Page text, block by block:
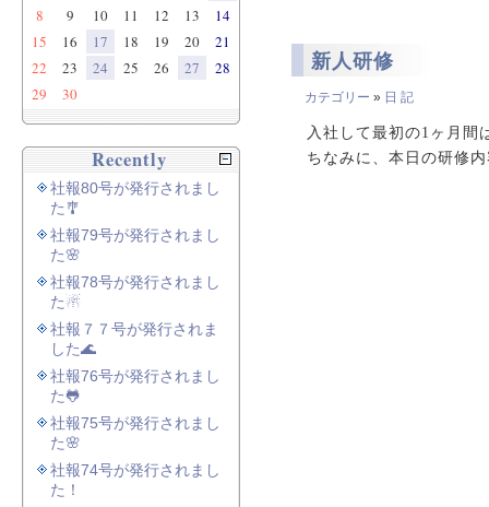
新人研修
カテゴリー » 日 記
入社して最初の1ヶ月間
ちなみに、本日の研修
8
9 10 11 12 13
14
15
16 17 18 19 20
21
22
23 24 25 26 27
28
29
30
Recently
社報80号が発行されまし
た🎐
社報79号が発行されまし
た🌸
社報78号が発行されまし
た☃
社報７７号が発行されま
した🌊
社報76号が発行されまし
た🐸
社報75号が発行されまし
た🌸
社報74号が発行されまし
た！